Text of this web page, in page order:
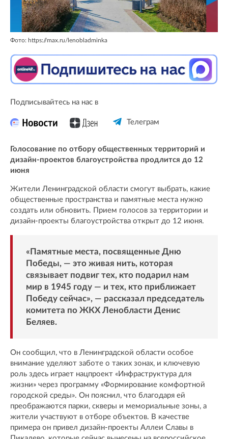
Фото: https://max.ru/lenobladminka
Подписывайтесь на нас в
Телеграм
Голосование по отбору общественных территорий и
дизайн-проектов благоустройства продлится до 12
июня
Жители Ленинградской области смогут выбрать, какие
общественные пространства и памятные места нужно
создать или обновить. Прием голосов за территории и
дизайн-проекты благоустройства открыт до 12 июня.
«Памятные места, посвященные Дню
Победы, — это живая нить, которая
связывает подвиг тех, кто подарил нам
мир в 1945 году — и тех, кто приближает
Победу сейчас», — рассказал председатель
комитета по ЖКХ Ленобласти Денис
Беляев.
Он сообщил, что в Ленинградской области особое
внимание уделяют заботе о таких зонах, и ключевую
роль здесь играет нацпроект «Инфраструктура для
жизни» через программу «Формирование комфортной
городской среды». Он пояснил, что благодаря ей
преображаются парки, скверы и мемориальные зоны, а
жители участвуют в отборе объектов. В качестве
примера он привел дизайн-проекты Аллеи Славы в